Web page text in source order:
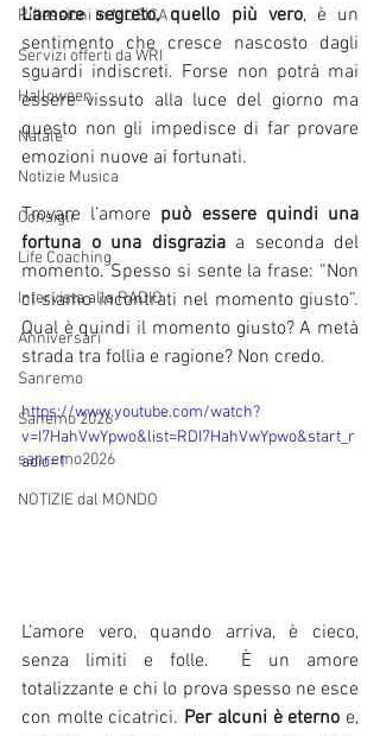
Riflessioni in MUSICA
Servizi offerti da WRI
Halloween
Natale
Notizie Musica
Consigli
Life Coaching
Intervista alla RADIO
Anniversari
Sanremo
Sanemo 2026
sanremo2026
NOTIZIE dal MONDO
L’amore segreto, quello più vero, è un
sentimento che cresce nascosto dagli
sguardi indiscreti. Forse non potrà mai
essere vissuto alla luce del giorno ma
questo non gli impedisce di far provare
emozioni nuove ai fortunati.
Trovare l’amore può essere quindi una
fortuna o una disgrazia a seconda del
momento. Spesso si sente la frase: “Non
ci siamo incontrati nel momento giusto”.
Qual è quindi il momento giusto? A metà
strada tra follia e ragione? Non credo.
https://www.youtube.com/watch?
v=I7HahVwYpwo&list=RDI7HahVwYpwo&start_r
adio=1
L’amore vero, quando arriva, è cieco,
senza limiti e folle.  È un amore
totalizzante e chi lo prova spesso ne esce
con molte cicatrici. Per alcuni è eterno e,